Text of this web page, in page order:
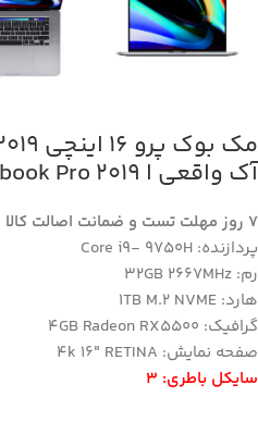
آک واقعی ا Apple A2141 Macbook Pro 2019
7 روز مهلت تست و ضمانت اصالت کالا
پردازنده: Core i9- 9750H
رم: 32GB 2667MHz
هارد: 1TB M.2 NVME
گرافیک: 4GB Radeon RX5500
صفحه نمایش: 4k 16″ RETINA
سایکل باطری: 3